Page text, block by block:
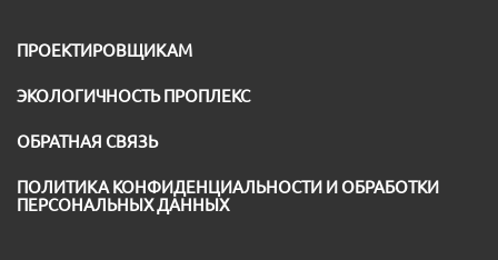
ПРОЕКТИРОВЩИКАМ
ЭКОЛОГИЧНОСТЬ ПРОПЛЕКС
ОБРАТНАЯ СВЯЗЬ
ПОЛИТИКА КОНФИДЕНЦИАЛЬНОСТИ И ОБРАБОТКИ
ПЕРСОНАЛЬНЫХ ДАННЫХ